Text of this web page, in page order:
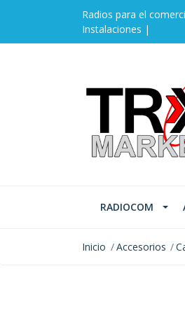
Radios para el
Instalaciones |
RADIOCOM
Inicio Accesorios